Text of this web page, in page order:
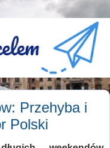
Przehyba i
Polski